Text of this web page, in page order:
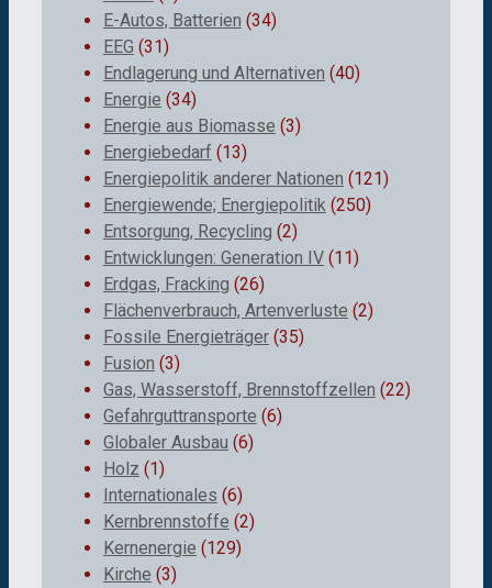
E-Autos, Batterien (34)
EEG (31)
Endlagerung und Alternativen (40)
Energie (34)
Energie aus Biomasse (3)
Energiebedarf (13)
Energiepolitik anderer Nationen (121)
Energiewende; Energiepolitik (250)
Entsorgung, Recycling (2)
Entwicklungen: Generation IV (11)
Erdgas, Fracking (26)
Flächenverbrauch, Artenverluste (2)
Fossile Energieträger (35)
Fusion (3)
Gas, Wasserstoff, Brennstoffzellen (22)
Gefahrguttransporte (6)
Globaler Ausbau (6)
Holz (1)
Internationales (6)
Kernbrennstoffe (2)
Kernenergie (129)
Kirche (3)